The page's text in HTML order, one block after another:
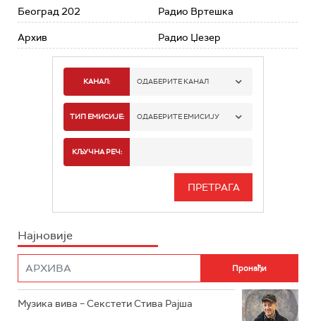
Београд 202
Архив
Радио Вртешка
Радио Џезер
КАНАЛ: ОДАБЕРИТЕ КАНАЛ
РАДИО БЕОГРАД 1
РАДИО БЕОГРАД 3
РАДИО РОКЕНРОЛЕР
ТИП ЕМИСИЈЕ: ОДАБЕРИТЕ ЕМИСИЈУ
ИНФО
КЉУЧНА РЕЧ:
Најновије
Музика вива – Секстети Стива Рајша